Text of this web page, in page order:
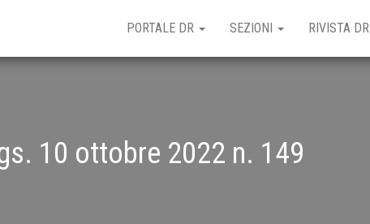
PORTALE DR SEZIONI RIVISTA DR
10 ottobre 2022 n. 149